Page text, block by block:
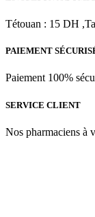
Tétouan : 15 DH
PAIEMENT
Paiement 100%
SERVICE CLIENT
Nos pharmaciens à